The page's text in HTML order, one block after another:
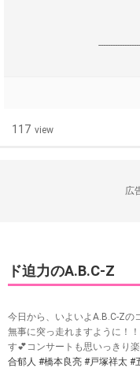
117 view
広
ド迫力のA.B.C-Z
今日から、いよいよA.B.C-Zの
無事に突っ走れますように！
す💕コンサートも思いっきり
合郁人 #橋本良亮 #戸塚祥太 #